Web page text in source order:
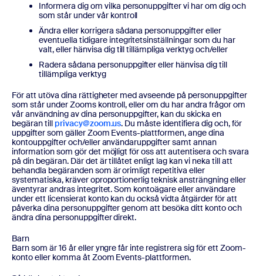
Informera dig om vilka personuppgifter vi har om dig och
som står under vår kontroll
Ändra eller korrigera sådana personuppgifter eller
eventuella tidigare integritetsinställningar som du har
valt, eller hänvisa dig till tillämpliga verktyg och/eller
Radera sådana personuppgifter eller hänvisa dig till
tillämpliga verktyg
För att utöva dina rättigheter med avseende på personuppgifter
som står under Zooms kontroll, eller om du har andra frågor om
vår användning av dina personuppgifter, kan du skicka en
begäran till privacy@zoom.us. Du måste identifiera dig och, för
uppgifter som gäller Zoom Events-plattformen, ange dina
kontouppgifter och/eller användaruppgifter samt annan
information som gör det möjligt för oss att autentisera och svara
på din begäran. Där det är tillåtet enligt lag kan vi neka till att
behandla begäranden som är orimligt repetitiva eller
systematiska, kräver oproportionerlig teknisk ansträngning eller
äventyrar andras integritet. Som kontoägare eller användare
under ett licensierat konto kan du också vidta åtgärder för att
påverka dina personuppgifter genom att besöka ditt konto och
ändra dina personuppgifter direkt.
Barn
Barn som är 16 år eller yngre får inte registrera sig för ett Zoom-
konto eller komma åt Zoom Events-plattformen.